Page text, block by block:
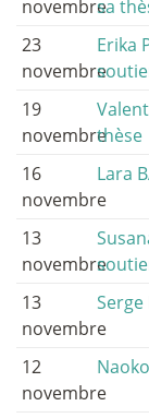
novembresa
23
novembre
Erika
19
novembrethèse
16
novembre
Lara
13
novembre
13
novembre
12
novembre